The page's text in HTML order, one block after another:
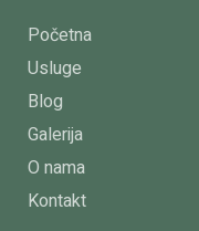
Početna
Usluge
Blog
Galerija
O nama
Kontakt